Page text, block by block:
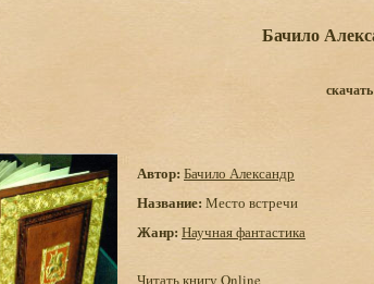
Бачило
Автор: Бачило Александр
Название: Место встречи
Жанр: Научная фантастика
Читать книгу Online